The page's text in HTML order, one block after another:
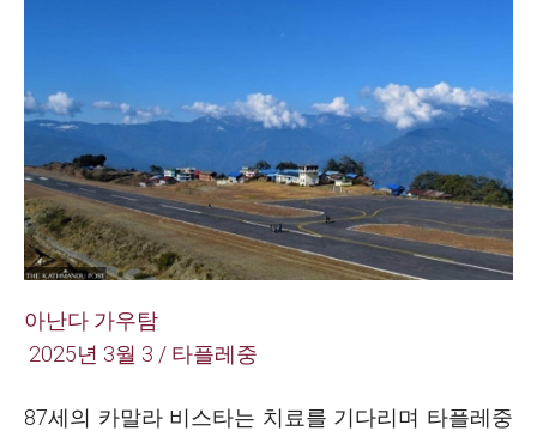
아난다 가우탐
2025년 3월 3 / 타플레중
87세의 카말라 비스타는 치료를 기다리며 타플레중